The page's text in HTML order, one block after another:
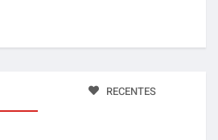
RECENTES